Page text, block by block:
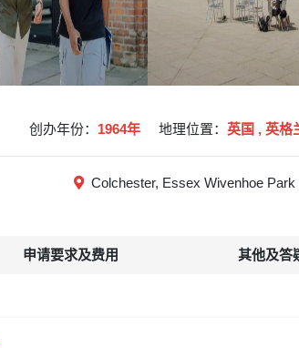
创办年份： 1964年 地理位置： 英国 , 英格
Colchester, Essex Wivenhoe Park
申请要求及费用 其他及答